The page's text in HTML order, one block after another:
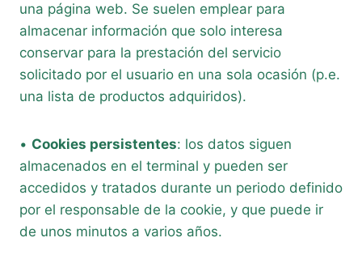
una página web. Se suelen emplear para
almacenar información que solo interesa
conservar para la prestación del servicio
solicitado por el usuario en una sola ocasión (p.e.
una lista de productos adquiridos).
• Cookies persistentes: los datos siguen
almacenados en el terminal y pueden ser
accedidos y tratados durante un periodo definido
por el responsable de la cookie, y que puede ir
de unos minutos a varios años.